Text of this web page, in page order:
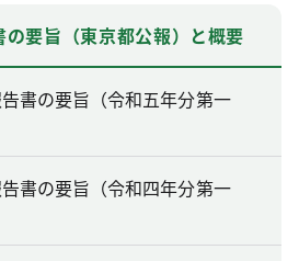
要旨（東京都公報）と概要
書の要旨（令和五年分第一
書の要旨（令和四年分第一